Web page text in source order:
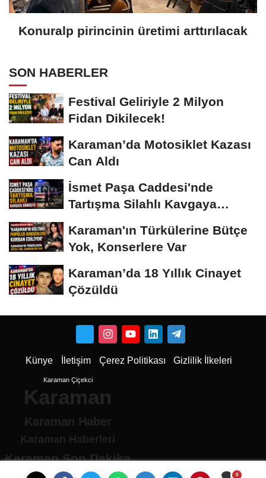
Konuralp pirincinin üretimi arttırılacak
SON HABERLER
Festival Geliriyle 2 Milyon
Fidan Dikilecek!
Karaman’da Motosiklet Kazası
Can Aldı
İsmet Paşa Caddesi'nde
Tartışma Silahlı Kavgaya
Karaman'ın Türkülerine Bütçe
Yok, Konserlere Var
Karaman’da 18 Yıllık Cinayet
Çözüldü
Künye İletişim Çerez Politikası Gizlilik İlkeleri
Karaman Çiçekci
Karaman
Karaman Haber
Karaman Haberleri
Karaman Son Dakika
Karaman son dakika Haberleri